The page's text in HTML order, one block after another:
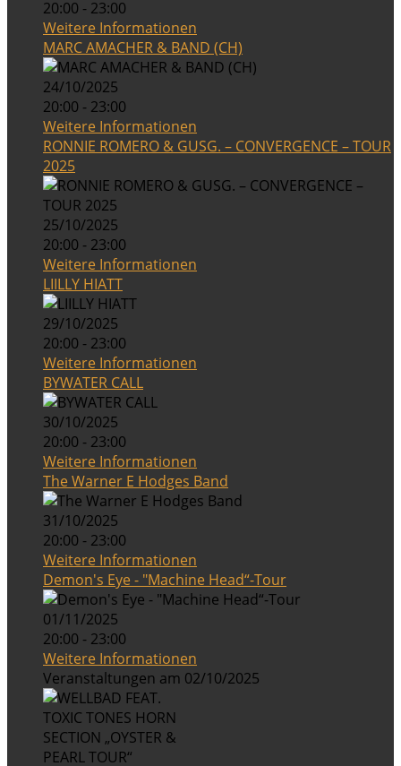
20:00 - 23:00
Weitere Informationen
MARC AMACHER & BAND (CH)
24/10/2025
20:00 - 23:00
Weitere Informationen
RONNIE ROMERO & GUSG. – CONVERGENCE – TOUR
2025
25/10/2025
20:00 - 23:00
Weitere Informationen
LIILLY HIATT
29/10/2025
20:00 - 23:00
Weitere Informationen
BYWATER CALL
30/10/2025
20:00 - 23:00
Weitere Informationen
The Warner E Hodges Band
31/10/2025
20:00 - 23:00
Weitere Informationen
Demon's Eye - "Machine Head“-Tour
01/11/2025
20:00 - 23:00
Weitere Informationen
Veranstaltungen am 02/10/2025